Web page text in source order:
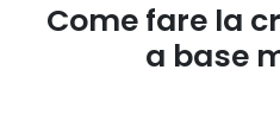
Come fare la
a base